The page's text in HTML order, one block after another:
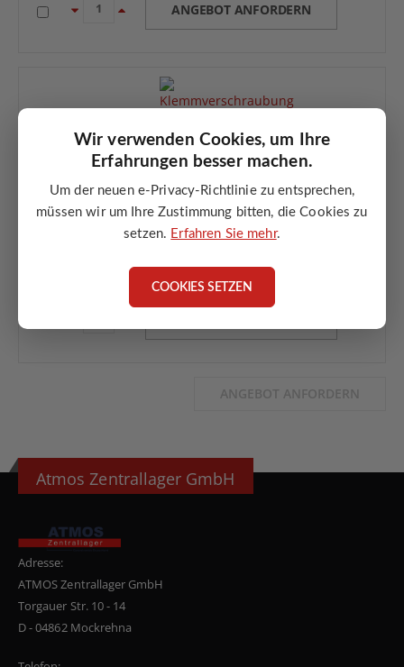
Wir verwenden Cookies, um Ihre
Erfahrungen besser machen.
Um der neuen e-Privacy-Richtlinie zu entsprechen,
müssen wir um Ihre Zustimmung bitten, die Cookies zu
setzen. Erfahren Sie mehr.
COOKIES SETZEN
ANGEBOT ANFORDERN
Flexalen Klemmverschraubung 32 - 1"AG
Klemmverschraubung für Flexalen Rohrsysteme
32 mm Rohranschluss
1" Außengewinde
sichere und einfache Verbindung
ANGEBOT ANFORDERN
Atmos Zentrallager GmbH
Adresse:
ATMOS Zentrallager GmbH
Torgauer Str. 10 - 14
D - 04862 Mockrehna